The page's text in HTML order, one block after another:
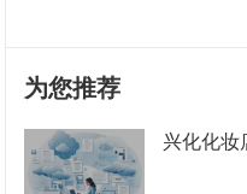
为您推荐
兴化化妆